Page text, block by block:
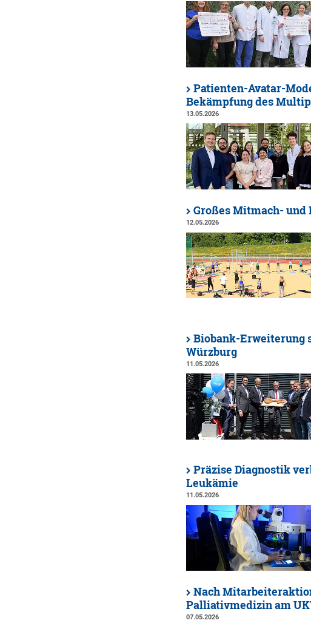
Patienten-Avatar-
Bekämpfung des
13.05.2026
Großes Mitmach-
12.05.2026
Biobank-Erweiterung
Würzburg
11.05.2026
Präzise Diagnostik
Leukämie
11.05.2026
Nach
Palliativmedizin am
07.05.2026